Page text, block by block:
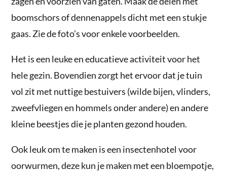
boomschors of dennenappels dicht met een stukje
gaas. Zie de foto’s voor enkele voorbeelden.
Het is een leuke en educatieve activiteit voor het
hele gezin. Bovendien zorgt het ervoor dat je tuin
vol zit met nuttige bestuivers (wilde bijen, vlinders,
zweefvliegen en hommels onder andere) en andere
kleine beestjes die je planten gezond houden.
Ook leuk om te maken is een insectenhotel voor
oorwurmen, deze kun je maken met een bloempotje,